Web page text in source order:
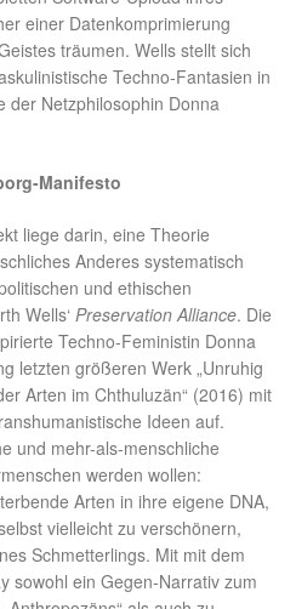
einer Datenkomprimierung
träumen. Wells stellt sich
Techno-Fantasien in
der Netzphilosophin Donna
Manifesto
liege darin, eine Theorie
Anderes systematisch
und ethischen
Wells‘ Preservation Alliance. Die
Techno-Feministin Donna
letzten größeren Werk „Unruhig
Arten im Chthuluzän“ (2016) mit
Ideen auf.
und mehr-als-menschliche
werden wollen:
Arten in ihre eigene DNA,
vielleicht zu verschönern,
Schmetterlings. Mit mit dem
sowohl ein Gegen-Narrativ zum